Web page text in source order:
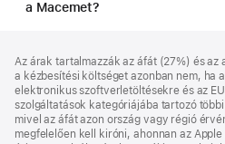
a Macemet?
Az árak tartalmazzák az áfát (27%) és az
a kézbesítési költséget azonban nem, ha
elektronikus szoftverletöltésekre és az
szolgáltatások kategóriájába tartozó
mivel az áfát azon ország vagy régió
megfelelően kell kiróni, ahonnan az